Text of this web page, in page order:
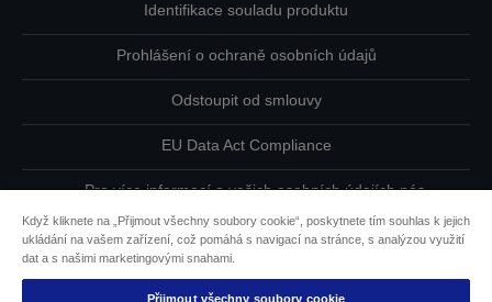
Identifikace souladu produktu
Prohlášení o ochraně osobních údajů
Odstoupit od smlouvy
EU Data Act Compliance
Pro více informací o vašich osobních údajích nás
Informace o souborech cookie
Když kliknete na „Přijmout všechny soubory cookie“, poskytnete tím souhlas k jejich
ukládání na vašem zařízení, což pomáhá s navigací na stránce, s analýzou využití
dat a s našimi marketingovými snahami.
Přijmout všechny soubory cookie